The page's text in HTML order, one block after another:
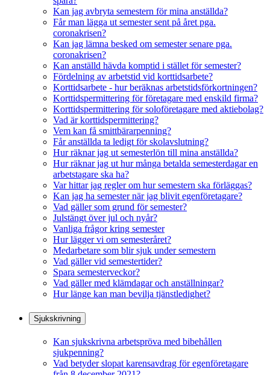
Kan jag avbryta semestern för mina anställda?
Får man lägga ut semester sent på året pga.
coronakrisen?
Kan jag lämna besked om semester senare pga.
coronakrisen?
Kan anställd hävda komptid i stället för semester?
Fördelning av arbetstid vid korttidsarbete?
Korttidsarbete - hur beräknas arbetstidsförkortningen?
Korttidspermittering för företagare med enskild firma?
Korttidspermittering för soloföretagare med aktiebolag?
Vad är korttidspermittering?
Vem kan få smittbärarpenning?
Får anställda ta ledigt för skolavslutning?
Hur räknar jag ut semesterlön till mina anställda?
Hur räknar jag ut hur många betalda semesterdagar en
arbetstagare ska ha?
Var hittar jag regler om hur semestern ska förläggas?
Kan jag ha semester när jag blivit egenföretagare?
Vad gäller som grund för semester?
Julstängt över jul och nyår?
Vanliga frågor kring semester
Hur lägger vi om semesteråret?
Medarbetare som blir sjuk under semestern
Vad gäller vid semestertider?
Spara semesterveckor?
Vad gäller med klämdagar och anställningar?
Hur länge kan man bevilja tjänstledighet?
Sjukskrivning
Kan sjukskrivna arbetspröva med bibehållen
sjukpenning?
Vad betyder slopat karensavdrag för egenföretagare